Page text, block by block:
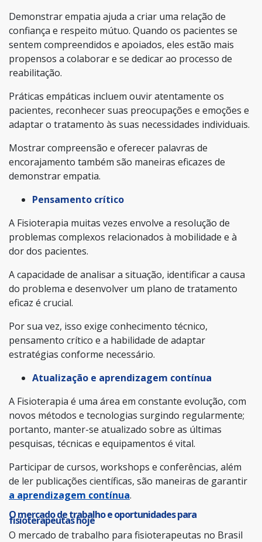
Demonstrar empatia ajuda a criar uma relação de
confiança e respeito mútuo. Quando os pacientes se
sentem compreendidos e apoiados, eles estão mais
propensos a colaborar e se dedicar ao processo de
reabilitação.
Práticas empáticas incluem ouvir atentamente os
pacientes, reconhecer suas preocupações e emoções e
adaptar o tratamento às suas necessidades individuais.
Mostrar compreensão e oferecer palavras de
encorajamento também são maneiras eficazes de
demonstrar empatia.
Pensamento crítico
A Fisioterapia muitas vezes envolve a resolução de
problemas complexos relacionados à mobilidade e à
dor dos pacientes.
A capacidade de analisar a situação, identificar a causa
do problema e desenvolver um plano de tratamento
eficaz é crucial.
Por sua vez, isso exige conhecimento técnico,
pensamento crítico e a habilidade de adaptar
estratégias conforme necessário.
Atualização e aprendizagem contínua
A Fisioterapia é uma área em constante evolução, com
novos métodos e tecnologias surgindo regularmente;
portanto, manter-se atualizado sobre as últimas
pesquisas, técnicas e equipamentos é vital.
Participar de cursos, workshops e conferências, além
de ler publicações científicas, são maneiras de garantir
a aprendizagem contínua.
O mercado de trabalho e oportunidades para
fisioterapeutas hoje
O mercado de trabalho para fisioterapeutas no Brasil